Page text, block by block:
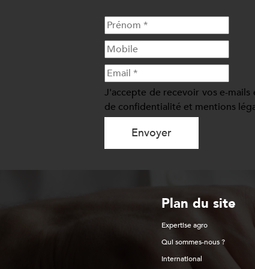
J'accepte de recevoir vos e-
de confidentialité et mentions
Envoyer
Plan du site
Expertise agro
Qui sommes-nous ?
International